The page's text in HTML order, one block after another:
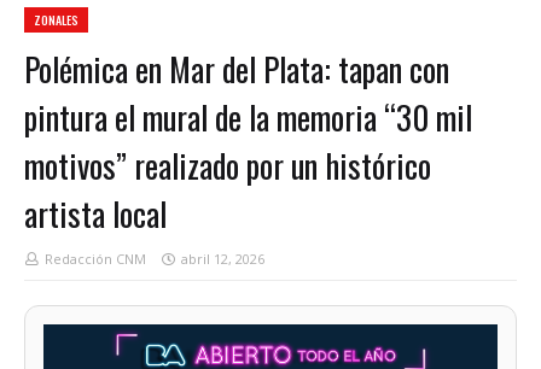
ZONALES
Polémica en Mar del Plata: tapan con
pintura el mural de la memoria “30 mil
motivos” realizado por un histórico
artista local
Redacción CNM abril 12, 2026